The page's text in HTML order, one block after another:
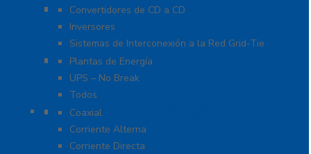
Inversores y Convertidores
Convertidores de CD a CD
Inversores
Sistemas de Interconexión a la Red Grid-Tie
UPS / Respaldo
Plantas de Energía
UPS – No Break
Todos
Protección contra Descargas
Coaxial
Corriente Alterna
Corriente Directa